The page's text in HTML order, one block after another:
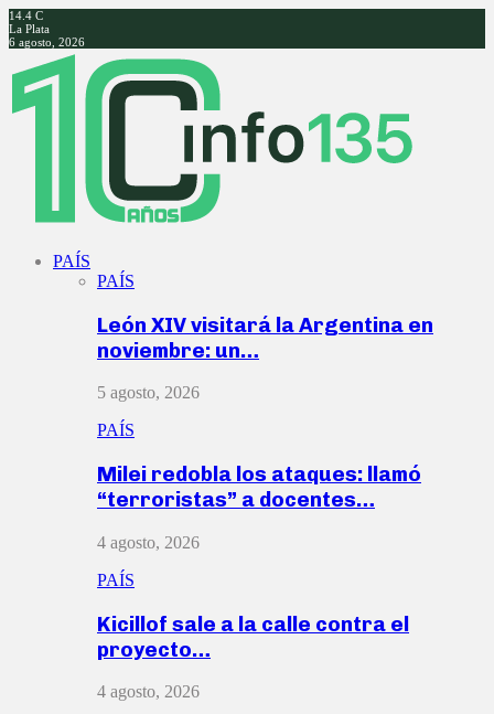
14.4 C
La Plata
6 agosto, 2026
Facebook
Twitter
Instagram
Youtube
PAÍS
PAÍS
León XIV visitará la Argentina en
noviembre: un…
5 agosto, 2026
PAÍS
Milei redobla los ataques: llamó
“terroristas” a docentes…
4 agosto, 2026
PAÍS
Kicillof sale a la calle contra el
proyecto…
4 agosto, 2026